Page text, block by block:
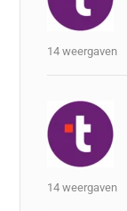
14 weergaven
14 weergaven